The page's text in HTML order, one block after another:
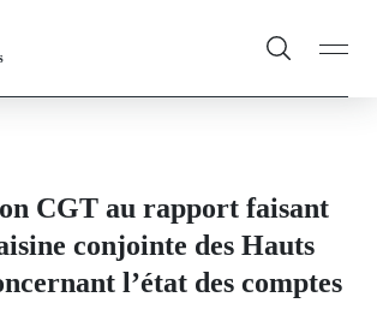
CGT au rapport faisant
conjointe des Hauts
l’état des comptes